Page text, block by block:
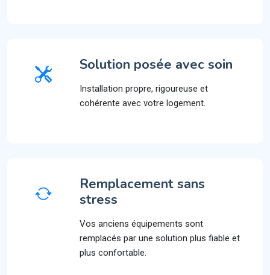
Solution posée avec soin
Installation propre, rigoureuse et
cohérente avec votre logement.
Remplacement sans
stress
Vos anciens équipements sont
remplacés par une solution plus fiable et
plus confortable.